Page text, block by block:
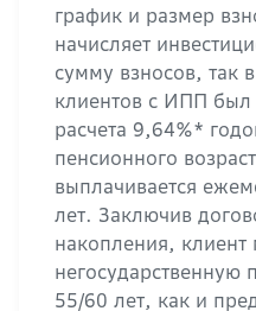
график и размер
начисляет
сумму взносов, так
клиентов с ИПП был
расчета 9,64%*
пенсионного
выплачивается
лет. Заключив
накопления, клиент
негосударственную
55/60 лет, как и